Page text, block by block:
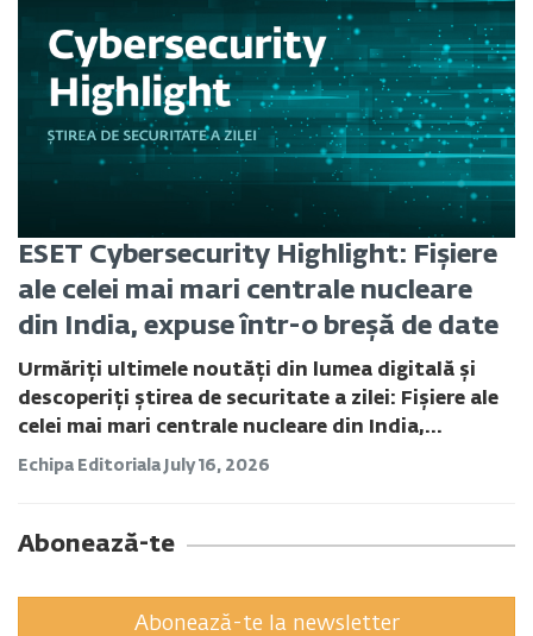
ESET Cybersecurity Highlight: Fișiere
ale celei mai mari centrale nucleare
din India, expuse într-o breșă de date
Urmăriți ultimele noutăți din lumea digitală și
descoperiți știrea de securitate a zilei: Fișiere ale
celei mai mari centrale nucleare din India,...
Echipa Editoriala July 16, 2026
Abonează-te
Abonează-te la newsletter